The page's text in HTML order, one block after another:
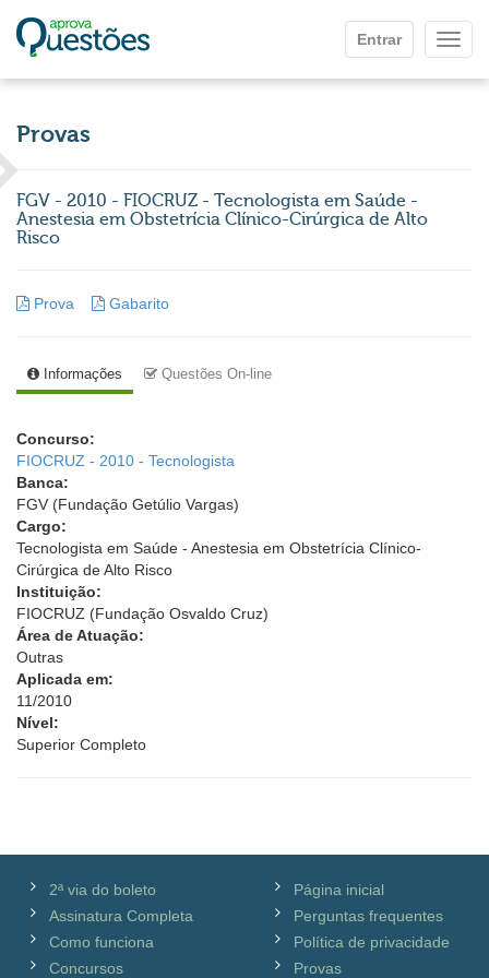
Entrar
Provas
FGV - 2010 - FIOCRUZ - Tecnologista em Saúde -
Anestesia em Obstetrícia Clínico-Cirúrgica de Alto
Risco
Prova Gabarito
Informações Questões On-line
Concurso:
FIOCRUZ - 2010 - Tecnologista
Banca:
FGV (Fundação Getúlio Vargas)
Cargo:
Tecnologista em Saúde - Anestesia em Obstetrícia Clínico-
Cirúrgica de Alto Risco
Instituição:
FIOCRUZ (Fundação Osvaldo Cruz)
Área de Atuação:
Outras
Aplicada em:
11/2010
Nível:
Superior Completo
2ª via do boleto
Assinatura Completa
Como funciona
Concursos
Página inicial
Perguntas frequentes
Política de privacidade
Provas